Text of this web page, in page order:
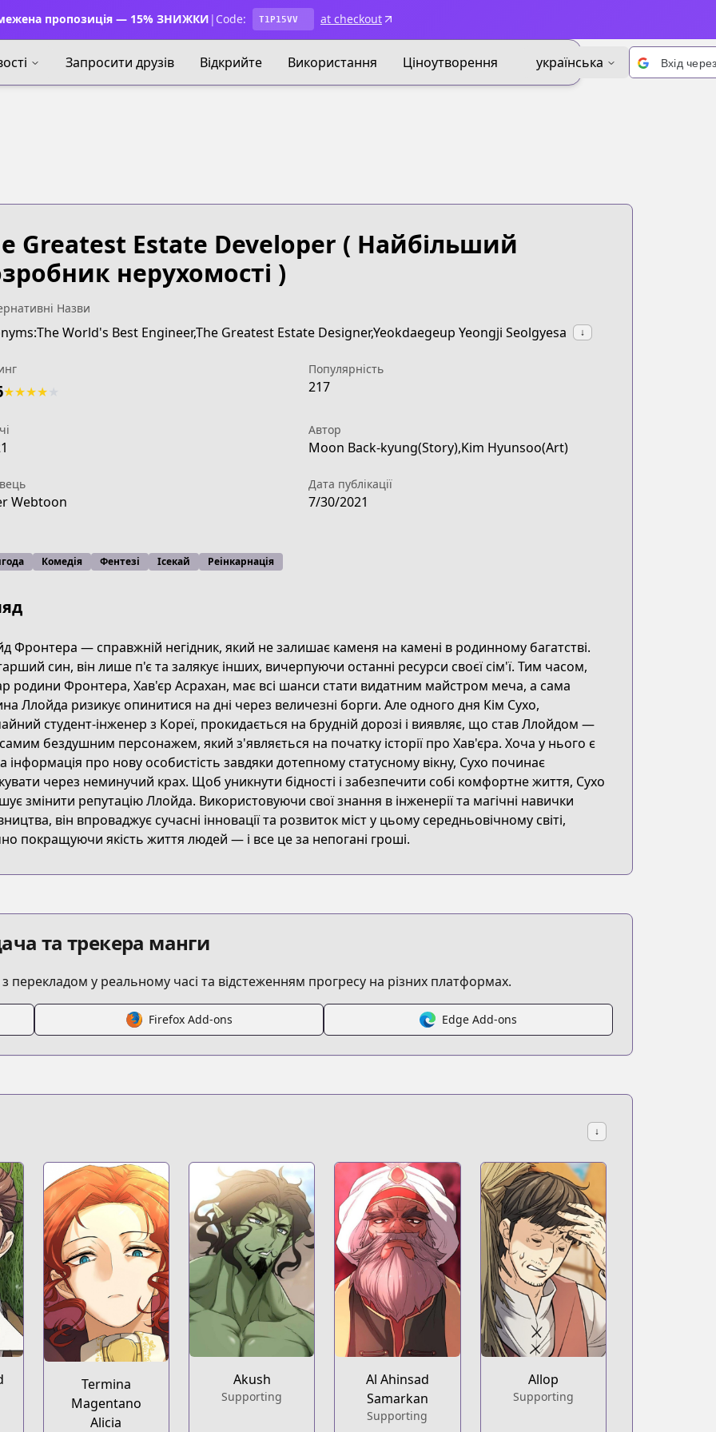
пропозиція — 15% ЗНИЖКИ | Code: T1P15VV at checkout
Запросити друзів Відкрийте Використання Ціноутворення українська Вхід
48b9-8b64-afeca0077fca
greatest-estate-developer
engineer
greatest-estate-developer/list?title_no=3596
list?title_no=5188
estatedeveloper/list?title_no=4354
greatest-estate-developer/list?title_no=4646
list?title_no=1922
greatest-estate-developer/list?title_no=3596
Greatest Estate Developer ( Найбільший
нерухомості )
Назви
World's Best Engineer,The Greatest Estate Designer,Yeokdaegeup Yeongji Seolgyesa ↓
★★★★
Популярність
217
Автор
Moon Back-kyung(Story),Kim Hyunsoo(Art)
Webtoon
Дата публікації
7/30/2021
Комедія Фентезі Ісекай Реінкарнація
Фронтера — справжній негідник, який не залишає каменя на камені в родинному багатстві.
син, він лише п'є та залякує інших, вичерпуючи останні ресурси своєї сім'ї. Тим часом,
родини Фронтера, Хав'єр Асрахан, має всі шанси стати видатним майстром меча, а сама
Ллойда ризикує опинитися на дні через величезні борги. Але одного дня Кім Сухо,
студент-інженер з Кореї, прокидається на брудній дорозі і виявляє, що став Ллойдом —
бездушним персонажем, який з'являється на початку історії про Хав'єра. Хоча у нього є
інформація про нову особистість завдяки дотепному статусному вікну, Сухо починає
через неминучий крах. Щоб уникнути бідності і забезпечити собі комфортне життя, Сухо
змінити репутацію Ллойда. Використовуючи свої знання в інженерії та магічні навички
він впроваджує сучасні інновації та розвиток міст у цьому середньовічному світі,
покращуючи якість життя людей — і все це за непогані гроші.
та трекера манги
у реальному часі та відстеженням прогресу на різних платформах.
Firefox Add-ons Edge Add-ons
↓
Termina
Magentano
Alicia
Akush
Supporting
Al Ahinsad
Samarkan
Supporting
Allop
Supporting